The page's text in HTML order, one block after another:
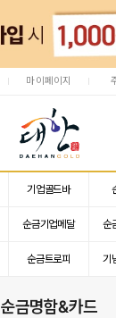
마이페이지
기업골드바
순금기업메달 순
순금트로피 기
순금명함&카드